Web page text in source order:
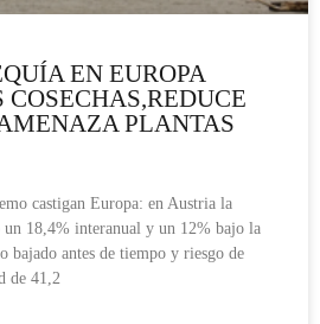
EN EUROPA
PLANTAS
castigan Europa: en Austria la
un 18,4% interanual y un 12% bajo la
bajado antes de tiempo y riesgo de
de 41,2